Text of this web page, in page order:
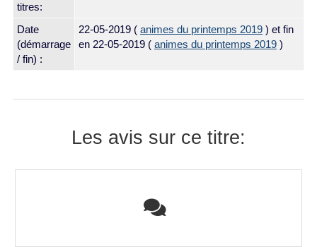
titres:
Date
(démarrage
/ fin) :
22-05-2019 ( animes du printemps 2019 ) et fin
en 22-05-2019 ( animes du printemps 2019 )
Les avis sur ce titre: